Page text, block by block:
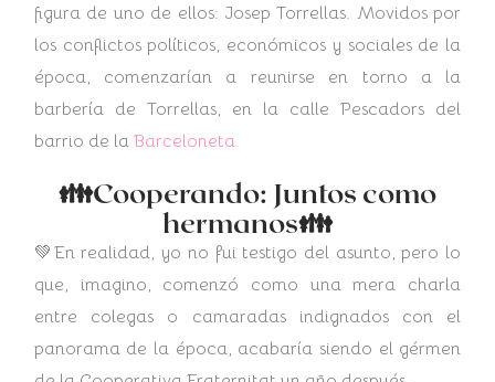
figura de uno de ellos: Josep Torrellas. Movidos por
los conflictos políticos, económicos y sociales de la
época, comenzarían a reunirse en torno a la
barbería de Torrellas, en la calle Pescadors del
barrio de la Barceloneta.
👪Cooperando: Juntos como
hermanos👪
💚En realidad, yo no fui testigo del asunto, pero lo
que, imagino, comenzó como una mera charla
entre colegas o camaradas indignados con el
panorama de la época, acabaría siendo el gérmen